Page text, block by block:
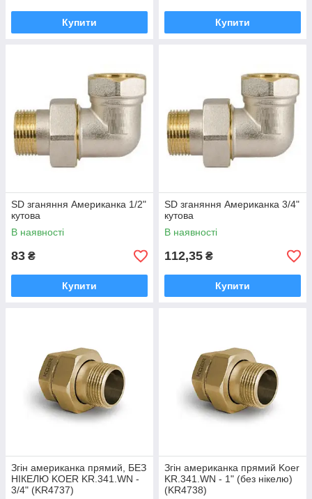
Купити Купити
SD зганяння Американка 1/2"
кутова
В наявності
83 ₴
Купити
SD зганяння Американка 3/4"
кутова
В наявності
112,35 ₴
Купити
Згін американка прямий, БЕЗ
НІКЕЛЮ KOER KR.341.WN -
3/4" (KR4737)
Згін американка прямий Koer
KR.341.WN - 1" (без нікелю)
(KR4738)